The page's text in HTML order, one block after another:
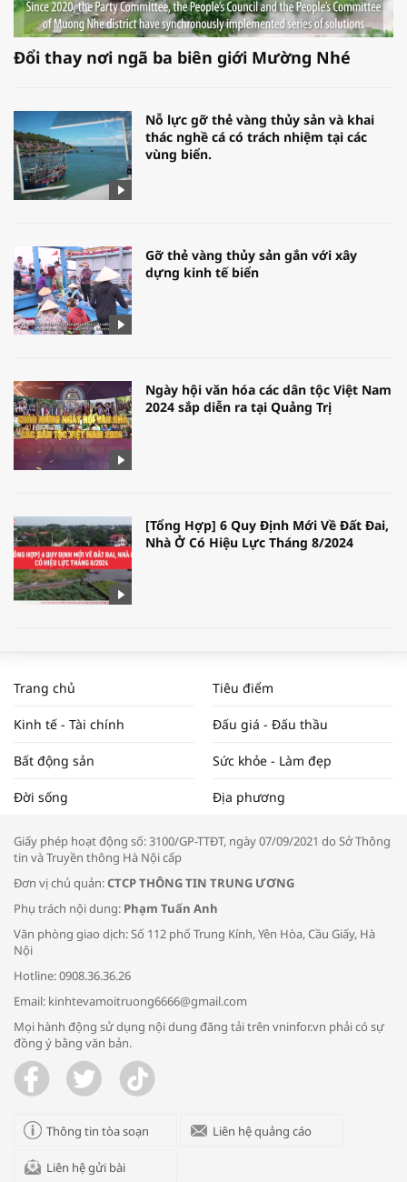
Đổi thay nơi ngã ba biên giới Mường Nhé
Nỗ lực gỡ thẻ vàng thủy sản và khai
thác nghề cá có trách nhiệm tại các
vùng biển.
Gỡ thẻ vàng thủy sản gắn với xây
dựng kinh tế biển
Ngày hội văn hóa các dân tộc Việt Nam
2024 sắp diễn ra tại Quảng Trị
[Tổng Hợp] 6 Quy Định Mới Về Đất Đai,
Nhà Ở Có Hiệu Lực Tháng 8/2024
NAM NĂM 2024 VÀ NĂM 2025 | NHỊP
ĐẬP THỊ TRƯỜNG #62
Tọa đàm “Xúc tiến thương mại: Khơi
Bác sĩ tư vấn cách phòng tránh bệnh
đường hô hấp trong thời tiết giao mùa
Trao yêu thương cho em
Trang chủ Tiêu điểm
Kinh tế - Tài chính Đấu giá - Đấu thầu
Bất động sản Sức khỏe - Làm đẹp
Đời sống Địa phương
Giấy phép hoạt động số: 3100/GP-TTĐT, ngày 07/09/2021 do Sở Thông
tin và Truyền thông Hà Nội cấp
Đơn vị chủ quản:CTCP THÔNG TIN TRUNG ƯƠNG
Phụ trách nội dung: Phạm Tuấn Anh
Văn phòng giao dịch: Số 112 phố Trung Kính, Yên Hòa, Cầu Giấy, Hà
Nội
Hotline: 0908.36.36.26
Email: kinhtevamoitruong6666@gmail.com
Mọi hành động sử dụng nội dung đăng tải trên vninfor.vn phải có sự
đồng ý bằng văn bản.
Thông tin tòa soạn Liên hệ quảng cáo
Liên hệ gửi bài